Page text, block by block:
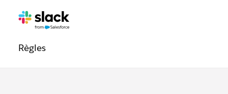
Navigation
Pages
Règlessupplémentaires